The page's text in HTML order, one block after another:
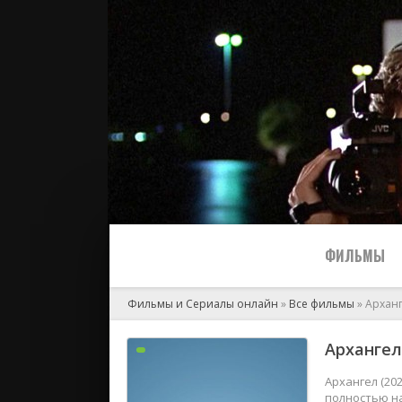
ФИЛЬМЫ
2024
Фильмы и Сериалы онлайн » Все фильмы »
Архангел
полностью